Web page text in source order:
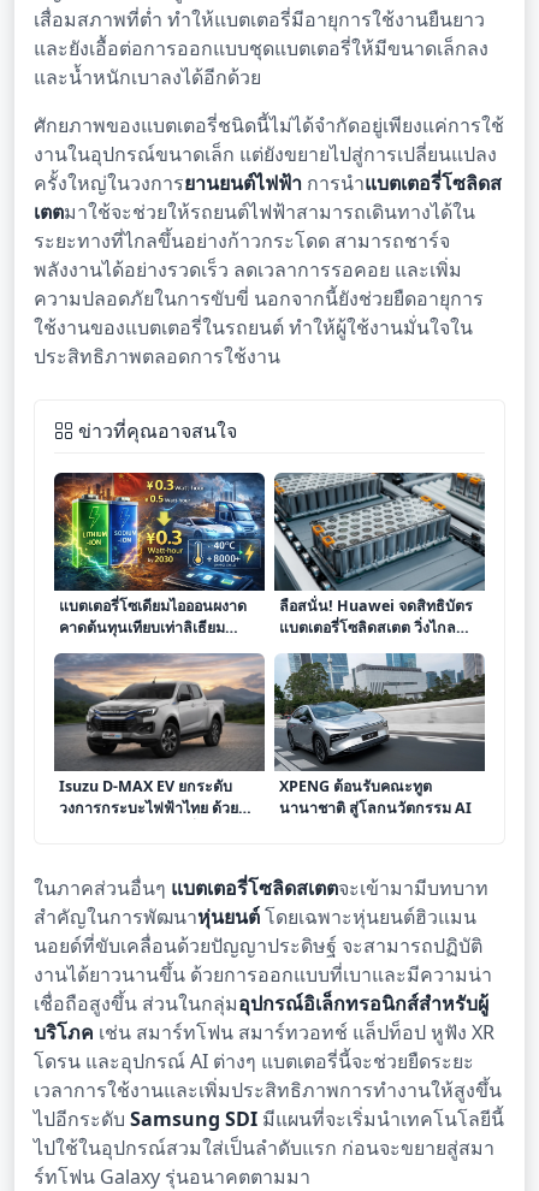
เสื่อมสภาพที่ต่ำ ทำให้แบตเตอรี่มีอายุการใช้งานยืนยาว
และยังเอื้อต่อการออกแบบชุดแบตเตอรี่ให้มีขนาดเล็กลง
และน้ำหนักเบาลงได้อีกด้วย
ศักยภาพของแบตเตอรี่ชนิดนี้ไม่ได้จำกัดอยู่เพียงแค่การใช้
งานในอุปกรณ์ขนาดเล็ก แต่ยังขยายไปสู่การเปลี่ยนแปลง
ครั้งใหญ่ในวงการยานยนต์ไฟฟ้า การนำแบตเตอรี่โซลิดส
เตตมาใช้จะช่วยให้รถยนต์ไฟฟ้าสามารถเดินทางได้ใน
ระยะทางที่ไกลขึ้นอย่างก้าวกระโดด สามารถชาร์จ
พลังงานได้อย่างรวดเร็ว ลดเวลาการรอคอย และเพิ่ม
ความปลอดภัยในการขับขี่ นอกจากนี้ยังช่วยยืดอายุการ
ใช้งานของแบตเตอรี่ในรถยนต์ ทำให้ผู้ใช้งานมั่นใจใน
ประสิทธิภาพตลอดการใช้งาน
ข่าวที่คุณอาจสนใจ
แบตเตอรี่โซเดียมไอออนผงาด
คาดต้นทุนเทียบเท่าลิเธียม
ประสิทธิภาพเหนือกว่าภายในปี
2570
ลือสนั่น! Huawei จดสิทธิบัตร
แบตเตอรี่โซลิดสเตต วิ่งไกล
3,000 กม. ชาร์จเต็ม 5 นาที
Isuzu D-MAX EV ยกระดับ
วงการกระบะไฟฟ้าไทย ด้วย
XPENG ต้อนรับคณะทูต
นานาชาติ สู่โลกนวัตกรรม AI
ในภาคส่วนอื่นๆ แบตเตอรี่โซลิดสเตตจะเข้ามามีบทบาท
สำคัญในการพัฒนาหุ่นยนต์โดยเฉพาะหุ่นยนต์ฮิวแมน
นอยด์ที่ขับเคลื่อนด้วยปัญญาประดิษฐ์ จะสามารถปฏิบัติ
งานได้ยาวนานขึ้น ด้วยการออกแบบที่เบาและมีความน่า
เชื่อถือสูงขึ้น ส่วนในกลุ่มอุปกรณ์อิเล็กทรอนิกส์สำหรับผู้
บริโภค เช่น สมาร์ทโฟน สมาร์ทวอทช์ แล็ปท็อป หูฟัง XR
โดรน และอุปกรณ์ AI ต่างๆ แบตเตอรี่นี้จะช่วยยืดระยะ
เวลาการใช้งานและเพิ่มประสิทธิภาพการทำงานให้สูงขึ้น
ไปอีกระดับ Samsung SDI มีแผนที่จะเริ่มนำเทคโนโลยีนี้
ไปใช้ในอุปกรณ์สวมใส่เป็นลำดับแรก ก่อนจะขยายสู่สมา
ร์ทโฟน Galaxy รุ่นอนาคตตามมา